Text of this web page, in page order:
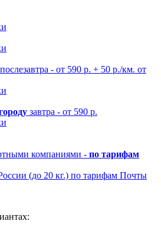
послезавтра - от 590 р. + 50 р./км. от
завтра - от 590 р.
компаниями - по тарифам
(до 20 кг.) по тарифам Почты